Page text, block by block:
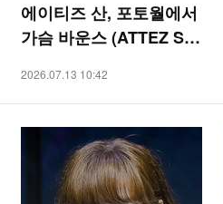
에이티즈 산, 포토월에서
가슴 바운스 (ATTEZ SA
2026.07.13 10:42